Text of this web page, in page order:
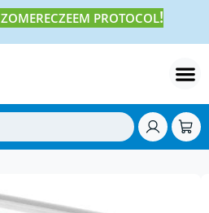
ZOMERECZEEM PROTOCOL!